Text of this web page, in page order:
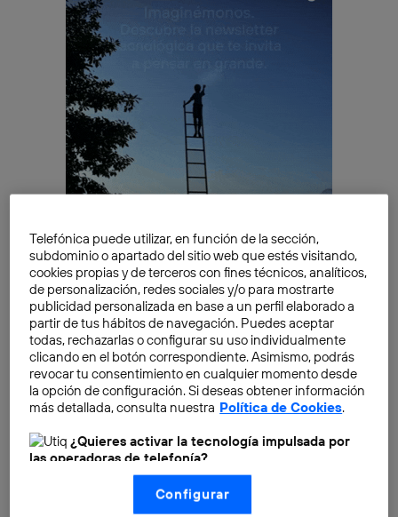
El magnate americano, como filántropo y persona
influyente, ha querido compartir su opinión sobre lo
que está sucediendo, realizando una serie de
propuestas que, a su juicio, solucionarían de una
manera más rápida el problema. Las ha publicado
una entrada dentro de su blog y página web,Gates
Notes, que utiliza de forma habitual como espacio de
reflexión. Aunque, sorprendentemente, yaadvirtió
hace años que no estamos preparados para una
epidemia. Por este acierto visionario, deberíamos
concederle un poco de crédito, al menos.
Telefónica puede utilizar, en función de la sección,
subdominio o apartado del sitio web que estés visitando,
cookies propias y de terceros con fines técnicos, analíticos,
de personalización, redes sociales y/o para mostrarte
publicidad personalizada en base a un perfil elaborado a
partir de tus hábitos de navegación. Puedes aceptar
todas, rechazarlas o configurar su uso individualmente
clicando en el botón correspondiente. Asimismo, podrás
revocar tu consentimiento en cualquier momento desde
la opción de configuración. Si deseas obtener información
más detallada, consulta nuestra Política de Cookies.
¿Quieres activar la tecnología impulsada por
las operadoras de telefonía?
Nosotros, Telefónica S.A., utilizamos la tecnología Utiq para
realizar nuestras acciones de marketing digital o análisis
(como se describe en este aviso de consentimiento)
Configurar